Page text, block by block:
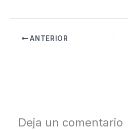
ANTERIOR
Deja un comentario